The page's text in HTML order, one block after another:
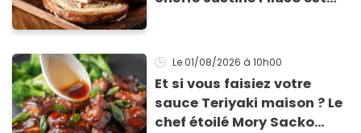
Le 01/08/2026 à 10h00
Et si vous faisiez votre
sauce Teriyaki maison ? Le
chef étoilé Mory Sacko